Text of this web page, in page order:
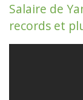
Salaire de
records et